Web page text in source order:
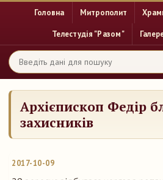
Головна Митрополит
Телестудія "Разом"
Архієпископ Федір
захисників
2017-10-09